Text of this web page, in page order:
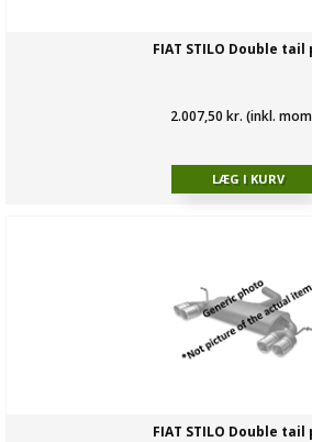
FIAT STILO Double tail
2.007,50 kr. (inkl.
FIAT STILO Double tail